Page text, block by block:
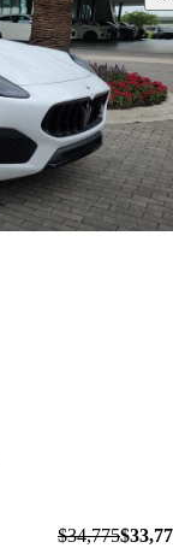
$34,775